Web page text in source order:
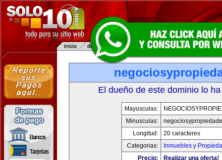
El dueño de este dominio lo
Mayusculas:
Minusculas:
Longitud:
20 caracteres
Categorias:
Inmuebles y
Precio:
Realizar una oferta!